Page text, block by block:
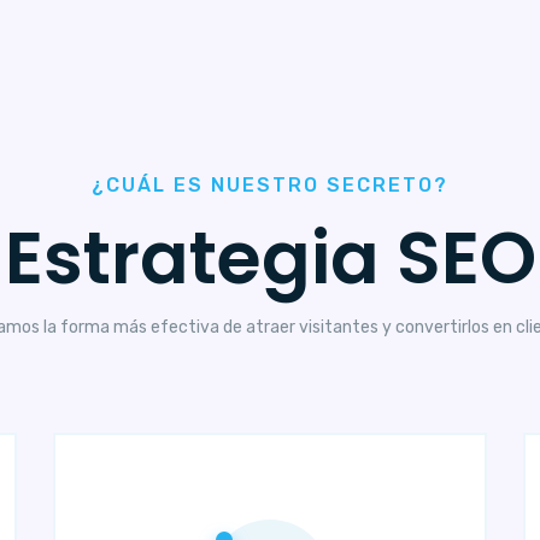
¿CUÁL ES NUESTRO SECRETO?
Estrategia SEO
la forma más efectiva de atraer visitantes y convertirlos en